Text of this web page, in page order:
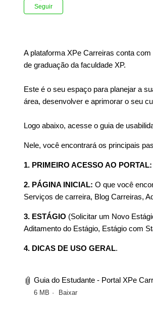
Seguir
A plataforma XPe Carreiras conta
de graduação da faculdade XP.
Este é o seu espaço para planejar a
área, desenvolver e aprimorar o seu
Logo abaixo, acesse o guia de
Nele, você encontrará os principais
1. PRIMEIRO ACESSO AO PORTAL:
2. PÁGINA INICIAL: O que você
Serviços de carreira, Blog Carreiras,
3. ESTÁGIO (Solicitar um Novo
Aditamento do Estágio, Estágio com
4. DICAS DE USO GERAL.
Guia do Estudante - Portal XPe
6 MB Baixar